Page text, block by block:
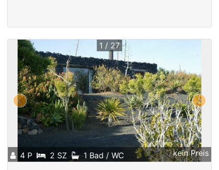
4 P 2 SZ 1 Bad / WC kein Preis
1 / 27